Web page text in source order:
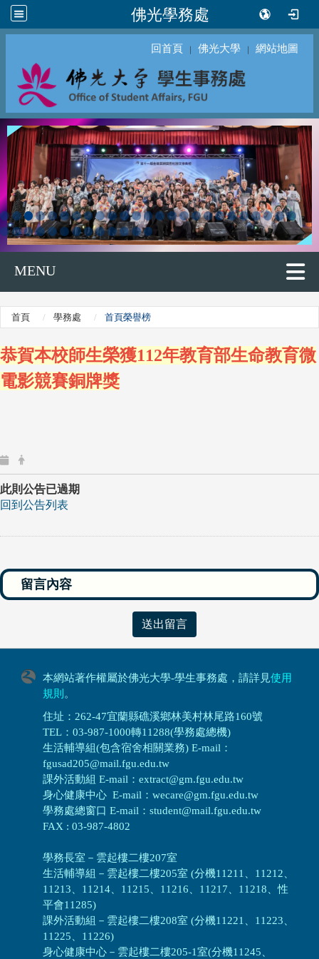
佛光學務處
回首頁 ｜ 佛光大學 ｜ 網站地圖
MENU
首頁 學務處 首頁榮譽榜
恭賀本校師生榮獲112年教育部生命教育微
電影競賽銅牌獎
此則公告已過期
回到公告列表
送出留言
本網站著作權屬於佛光大學-學生事務處，請詳見使用
規則 。
住址：262-47宜蘭縣礁溪鄉林美村林尾路160號
TEL：03-987-1000轉11288(學務處總機)
生活輔導組(包含宿舍相關業務) E-mail：
fgusad205@mail.fgu.edu.tw
課外活動組 E-mail：extract@gm.fgu.edu.tw
身心健康中心 E-mail：wecare@gm.fgu.edu.tw
學務處總窗口 E-mail：student@mail.fgu.edu.tw
FAX : 03-987-4802
學務長室－雲起樓二樓207室
生活輔導組 － 雲起樓二樓205室 (分機11211、11212、
11213、11214、11215、11216、11217、11218、性
平會11285)
課外活動組 － 雲起樓二樓208室 (分機11221、11223、
11225、11226)
身心健康中心 － 雲起樓二樓205-1室(分機11245、